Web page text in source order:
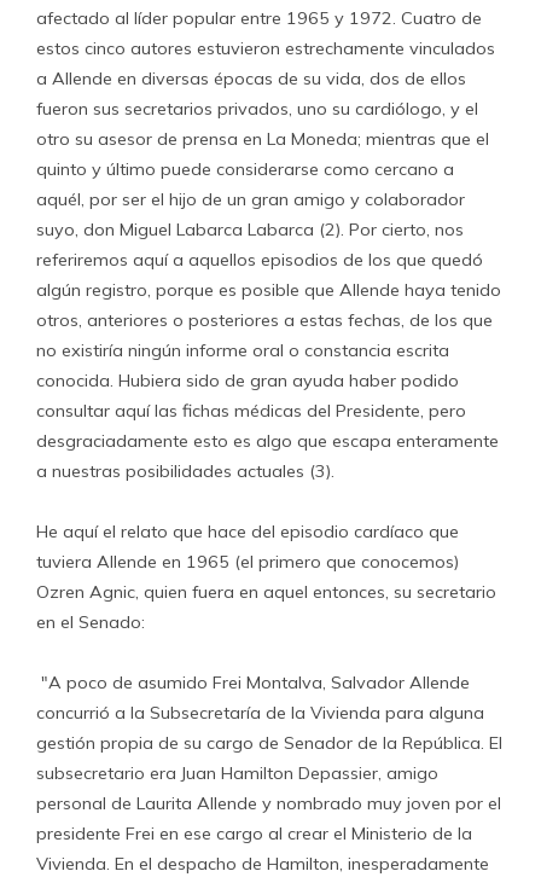
afectado al líder popular entre 1965 y 1972. Cuatro de
estos cinco autores estuvieron estrechamente vinculados
a Allende en diversas épocas de su vida, dos de ellos
fueron sus secretarios privados, uno su cardiólogo, y el
otro su asesor de prensa en La Moneda; mientras que el
quinto y último puede considerarse como cercano a
aquél, por ser el hijo de un gran amigo y colaborador
suyo, don Miguel Labarca Labarca (2). Por cierto, nos
referiremos aquí a aquellos episodios de los que quedó
algún registro, porque es posible que Allende haya tenido
otros, anteriores o posteriores a estas fechas, de los que
no existiría ningún informe oral o constancia escrita
conocida. Hubiera sido de gran ayuda haber podido
consultar aquí las fichas médicas del Presidente, pero
desgraciadamente esto es algo que escapa enteramente
a nuestras posibilidades actuales (3).
He aquí el relato que hace del episodio cardíaco que
tuviera Allende en 1965 (el primero que conocemos)
Ozren Agnic, quien fuera en aquel entonces, su secretario
en el Senado:
"A poco de asumido Frei Montalva, Salvador Allende
concurrió a la Subsecretaría de la Vivienda para alguna
gestión propia de su cargo de Senador de la República. El
subsecretario era Juan Hamilton Depassier, amigo
personal de Laurita Allende y nombrado muy joven por el
presidente Frei en ese cargo al crear el Ministerio de la
Vivienda. En el despacho de Hamilton, inesperadamente